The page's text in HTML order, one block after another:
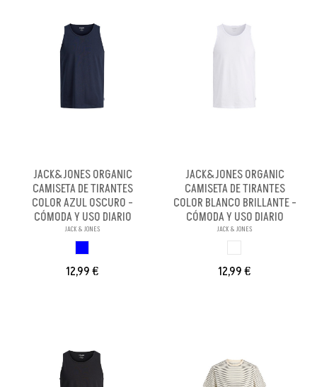
JACK&JONES ORGANIC
CAMISETA DE TIRANTES
COLOR AZUL OSCURO -
CÓMODA Y USO DIARIO
JACK & JONES
12,99 €
JACK&JONES ORGANIC
CAMISETA DE TIRANTES
COLOR BLANCO BRILLANTE -
CÓMODA Y USO DIARIO
JACK & JONES
12,99 €